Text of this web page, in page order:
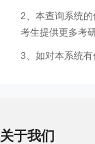
2、本查询系统
考生提供更多考
3、如对本系统
关于我们